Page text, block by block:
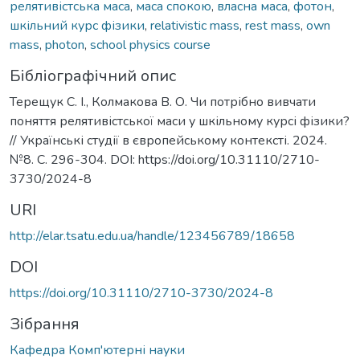
релятивістська маса, маса спокою, власна маса, фотон,
шкільний курс фізики, relativistic mass, rest mass, own
mass, photon, school physics course
Бібліографічний опис
Терещук С. І., Колмакова В. О. Чи потрібно вивчати
поняття релятивістської маси у шкільному курсі фізики?
// Українські студії в європейському контексті. 2024.
№8. С. 296-304. DOI: https://doi.org/10.31110/2710-
3730/2024-8
URI
http://elar.tsatu.edu.ua/handle/123456789/18658
DOI
https://doi.org/10.31110/2710-3730/2024-8
Зібрання
Кафедра Комп'ютерні науки